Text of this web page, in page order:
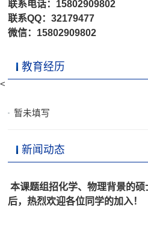
联系电话：15802909802
联系QQ：32179477
微信：15802909802
教育经历
<
暂未填写
新闻动态
本课题组招化学、物理背景的
后，热烈欢迎各位同学的加入！